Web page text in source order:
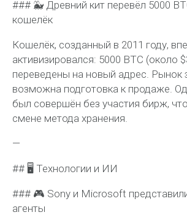
### 🐳 Древний кит перевёл 5000
кошелёк
Кошелёк, созданный в 2011 году,
активизировался: 5000 BTC (около
переведены на новый адрес. Рынок
возможна подготовка к продаже.
был совершён без участия бирж,
смене метода хранения.
—
## 🖥 Технологии и ИИ
### 🎮 Sony и Microsoft
агенты